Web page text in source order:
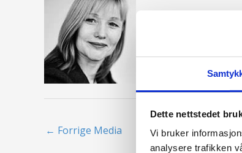
Dette nettstedet
Vi bruker
analysere trafikken
← Forrige Media